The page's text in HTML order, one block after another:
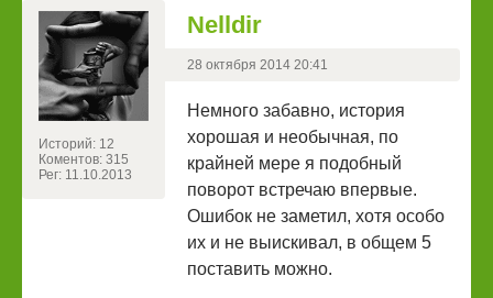
Историй: 12
Коментов: 315
Рег: 11.10.2013
Nelldir
28 октября 2014 20:41
Немного забавно, история
хорошая и необычная, по
крайней мере я подобный
поворот встречаю впервые.
Ошибок не заметил, хотя особо
их и не выискивал, в общем 5
поставить можно.